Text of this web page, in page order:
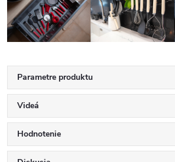
Parametre produktu
Videá
Hodnotenie